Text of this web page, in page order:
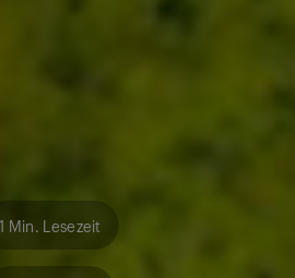
1 Min. Lesezeit